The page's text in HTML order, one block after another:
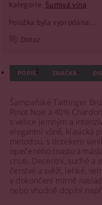
Kategorie Šumivá vína
Položka byla vyprodána...
Dotaz
POPIS ZNAČKA
Šampaňské Taittinger
Pinot Noir a 40%
s velice jemným a
elegantní vůně, klasická
metodou, s dotekem
opečeného toastu a
chuti. Decentní, suché a
čerstvé a svěží, lehké,
v dokončení mírně
nebo vhodně doplní